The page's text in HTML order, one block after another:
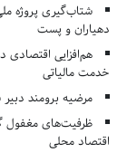
شتاب‌گیری پروژه
دهیاران و پست
هم‌افزایی اقتصادی
خدمت مالیاتی
مرضیه برومند
ظرفیت‌های مغفول
اقتصاد محلی